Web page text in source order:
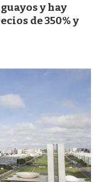
y hay
de 350% y